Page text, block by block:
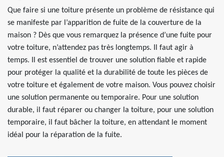
Que faire si une toiture présente un problème de résistance qui
se manifeste par l’apparition de fuite de la couverture de la
maison ? Dès que vous remarquez la présence d’une fuite pour
votre toiture, n’attendez pas très longtemps. Il faut agir à
temps. Il est essentiel de trouver une solution fiable et rapide
pour protéger la qualité et la durabilité de toute les pièces de
votre toiture et également de votre maison. Vous pouvez choisir
une solution permanente ou temporaire. Pour une solution
durable, il faut réparer ou changer la toiture, pour une solution
temporaire, il faut bâcher la toiture, en attendant le moment
idéal pour la réparation de la fuite.